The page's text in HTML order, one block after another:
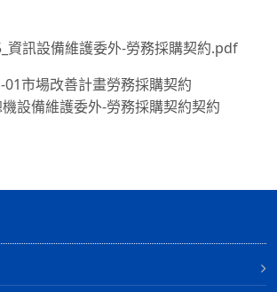
資訊設備維護委外-勞務採購契約.pdf
01市場改善計畫勞務採購契約
設備維護委外-勞務採購契約契約